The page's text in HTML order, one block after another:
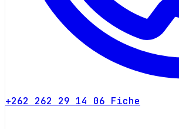
+262 262 29 14 06 Fiche